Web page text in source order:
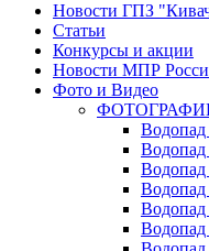
Новости ГПЗ
Статьи
Конкурсы и акции
Новости МПР
Фото и Видео
Водопад
Водопад
Водопад
Водопад